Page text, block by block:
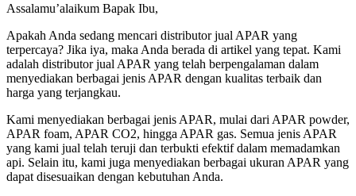
Assalamu’alaikum Bapak Ibu,
Apakah Anda sedang mencari distributor jual APAR yang
terpercaya? Jika iya, maka Anda berada di artikel yang tepat. Kami
adalah distributor jual APAR yang telah berpengalaman dalam
menyediakan berbagai jenis APAR dengan kualitas terbaik dan
harga yang terjangkau.
Kami menyediakan berbagai jenis APAR, mulai dari APAR powder,
APAR foam, APAR CO2, hingga APAR gas. Semua jenis APAR
yang kami jual telah teruji dan terbukti efektif dalam memadamkan
api. Selain itu, kami juga menyediakan berbagai ukuran APAR yang
dapat disesuaikan dengan kebutuhan Anda.